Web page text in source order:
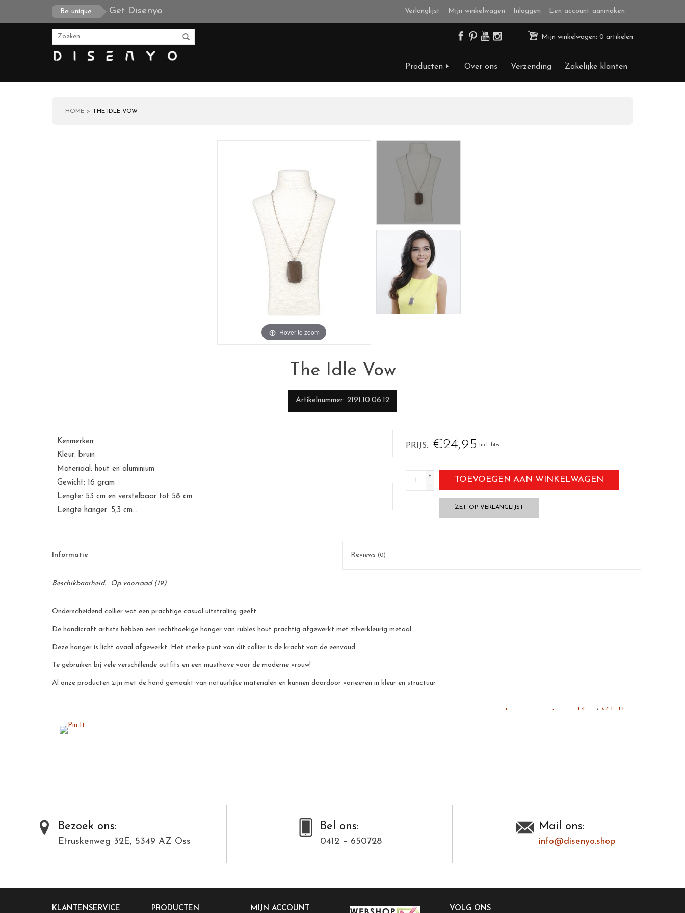
Be unique Get Disenyo Verlanglijst Mijn winkelwagen Inloggen Een account aanmaken
Mijn winkelwagen: 0 artikelen
Producten Over ons Verzending Zakelijke klanten
HOME THE IDLE VOW
Hover to zoom
The Idle Vow
Artikelnummer 2191.10.06.12
PRIJS €24,95 Incl. btw
+
-
TOEVOEGEN AAN WINKELWAGEN
ZET OP VERLANGLIJST
Kenmerken:
Kleur: bruin
Materiaal: hout en aluminium
Gewicht: 16 gram
Lengte: 53 cm en verstelbaar tot 58 cm
Lengte hanger: 5,3 cm...
Informatie Reviews (0)
Beschikbaarheid: Op voorraad(19)
Onderscheidend collier wat een prachtige casual uitstraling geeft.
De handicraft artists hebben een rechthoekige hanger van rubles hout prachtig afgewerkt met zilverkleurig metaal.
Deze hanger is licht ovaal afgewerkt. Het sterke punt van dit collier is de kracht van de eenvoud.
Te gebruiken bij vele verschillende outfits en een musthave voor de moderne vrouw!
Al onze producten zijn met de hand gemaakt van natuurlijke materialen en kunnen daardoor varieëren in kleur en structuur.
Toevoegen om te vergelijken / Afdrukken
Bezoek ons:
Etruskenweg 32E, 5349 AZ Oss
Bel ons:
0412 – 650728
Mail ons:
info@disenyo.shop
KLANTENSERVICE PRODUCTEN MIJN ACCOUNT VOLG ONS